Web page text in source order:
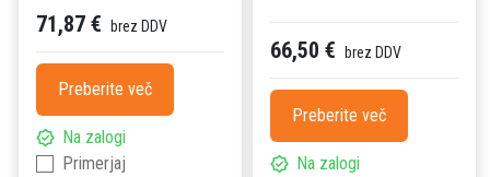
71,87 € brez DDV
Preberite več
Na zalogi
Primerjaj
66,50 € brez DDV
Preberite več
Na zalogi